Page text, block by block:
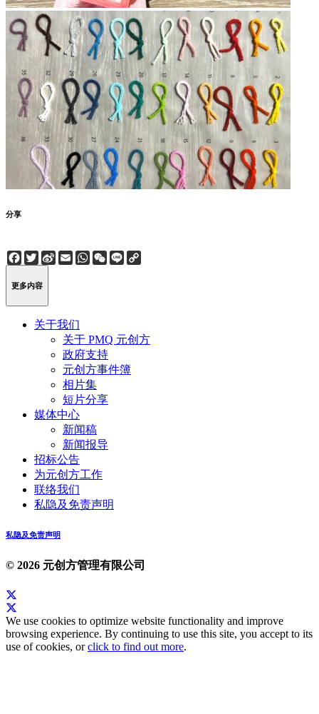
分享
Facebook
Twitter
Sina
Weibo
EmailWhatsApp
WeChat
Line
更多内容
关于我们
关于 PMQ 元创方
政府支持
元创方事件簿
相片集
短片分享
媒体中心
新闻稿
新闻报导
招标公告
为元创方工作
联络我们
私隐及免责声明
私隐及免责声明
© 2026 元创方管理有限公司
We use cookies to optimize website functionality and improve
browsing experience. By continuing to use this site, you accept to its
use of cookies, orclick to find out more.